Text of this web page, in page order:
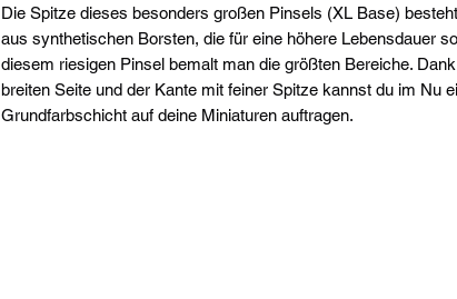
Die Spitze dieses besonders großen Pinsels (XL Base)
aus synthetischen Borsten, die für eine höhere Lebensdauer
diesem riesigen Pinsel bemalt man die größten Bereiche.
breiten Seite und der Kante mit feiner Spitze kannst du im Nu
Grundfarbschicht auf deine Miniaturen auftragen.